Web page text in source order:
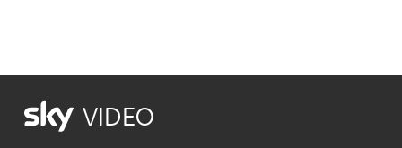
VIDEO